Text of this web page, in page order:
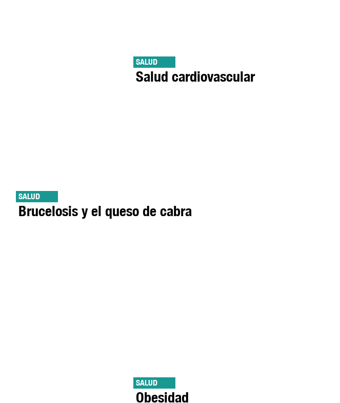
SALUD
Salud cardiovascular
SALUD
Brucelosis y el queso de cabra
SALUD
Obesidad